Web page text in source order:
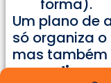
Um plano de
só organiza
mas também